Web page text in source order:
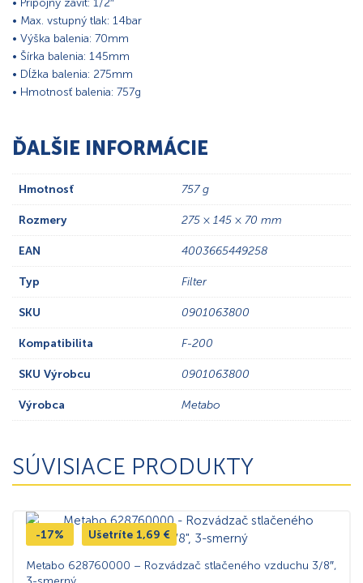
• Prípojný závit: 1/2″
• Max. vstupný tlak: 14bar
• Výška balenia: 70mm
• Šírka balenia: 145mm
• Dĺžka balenia: 275mm
• Hmotnosť balenia: 757g
ĎALŠIE INFORMÁCIE
Hmotnosť 757 g
Rozmery 275 × 145 × 70 mm
EAN 4003665449258
Typ Filter
SKU 0901063800
Kompatibilita F-200
SKU Výrobcu 0901063800
Výrobca Metabo
SÚVISIACE PRODUKTY
-17% Ušetríte 1,69 €
Metabo 628760000 – Rozvádzač stlačeného vzduchu 3/8″,